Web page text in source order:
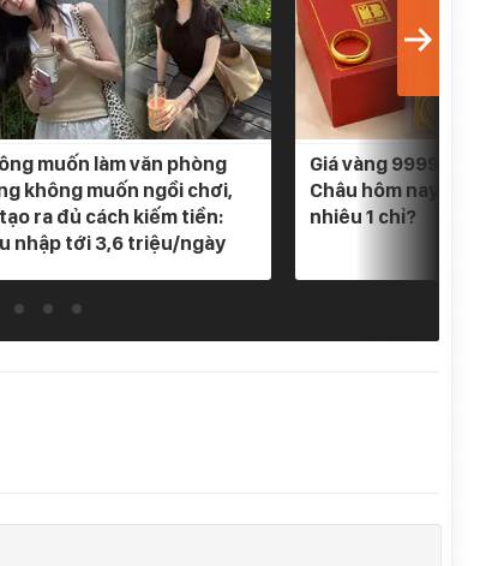
muốn làm văn phòng
không muốn ngồi chơi,
ra đủ cách kiếm tiền:
nhập tới 3,6 triệu/ngày
Giá vàng 9999 Bảo
Châu hôm nay 5/8/
nhiêu 1 chỉ?